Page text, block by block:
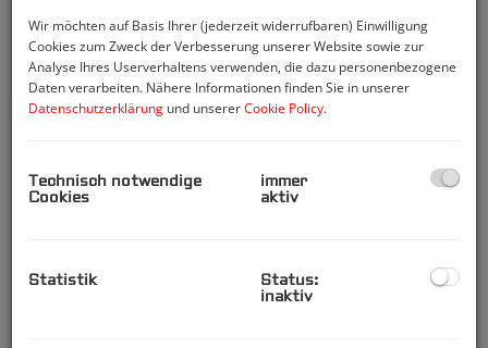
durch eine durchdachte Raumaufteilung, viel Platz und
einen schönen Eigengarten.
Im Eingangsbereich erwartet Sie ein einladender
angrenzend befindet sich das erste Badezimmer,
Abstellraum.
Weiter gelangt man in den großzügigen Wohnbereich
Wir möchten auf Basis Ihrer (jederzeit widerrufbaren) Einwilligung
Cookies zum Zweck der Verbesserung unserer Website sowie zur
Analyse Ihres Userverhaltens verwenden, die dazu personenbezogene
Daten verarbeiten. Nähere Informationen finden Sie in unserer
Datenschutzerklärung und unsererCookie Policy.
Technisch notwendige
Cookies
immer
aktiv
Statistik
Status:
inaktiv